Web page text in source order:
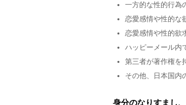
一方的な性的行為
恋愛感情や性的な
恋愛感情や性的欲
ハッピーメール内
第三者が著作権を
その他、日本国内
身分のなりすまし